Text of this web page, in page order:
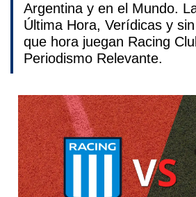
Argentina y en el Mundo.
Última Hora, Verídicas y
que hora juegan Racing
Periodismo Relevante.